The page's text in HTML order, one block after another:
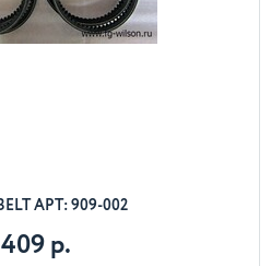
АРТ: 909-002
р.